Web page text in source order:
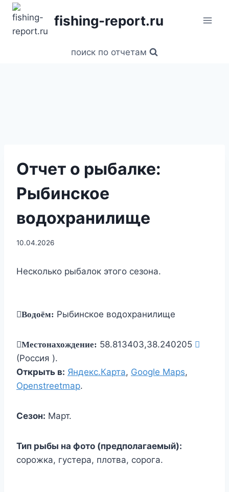
Перейти
содержанию
fishing-report.ru
поиск по отчетам
Отчет о рыбалке:
Рыбинское
водохранилище
10.04.2026
Несколько рыбалок этого сезона.
Водоём: Рыбинское водохранилище
Местонахождение: 58.813403,38.240205
(Россия ).
Открыть в: Яндекс.Карта, Google Maps,
Openstreetmap.
Сезон: Март.
Тип рыбы на фото (предполагаемый):
сорожка, густера, плотва, сорога.